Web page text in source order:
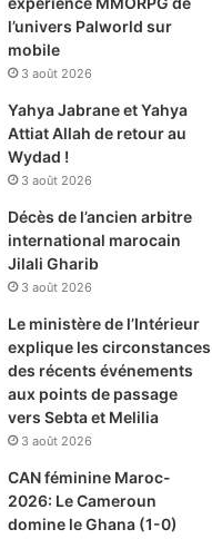
l’univers Palworld sur
mobile
3 août 2026
Yahya Jabrane et Yahya
Attiat Allah de retour au
Wydad !
3 août 2026
Décès de l’ancien arbitre
international marocain
Jilali Gharib
3 août 2026
Le ministère de l’Intérieur
explique les circonstances
des récents événements
aux points de passage
vers Sebta et Melilia
3 août 2026
CAN féminine Maroc-
2026: Le Cameroun
domine le Ghana (1-0)